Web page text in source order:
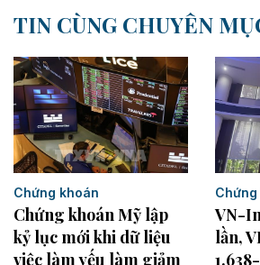
TIN CÙNG CHUYÊN
Chứng khoán
Chứng khoán Mỹ lập
kỷ lục mới khi dữ liệu
việc làm yếu làm giảm
VN-
lần,